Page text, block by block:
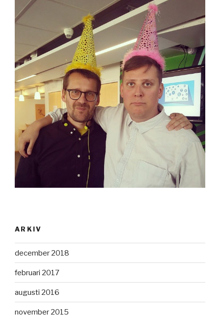
ARKIV
december 2018
februari 2017
augusti 2016
november 2015